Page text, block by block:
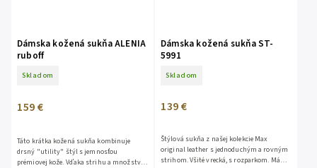
Dámska kožená sukňa ALENIA
ruboff
Skladom
159 €
Táto krátka kožená sukňa kombinuje
drsný "utility" štýl s jemnosťou
prémiovej kože. Vďaka strihu a množstvu
Dámska kožená sukňa ST-
5991
Skladom
139 €
Štýlová sukňa z našej kolekcie Max
original leather s jednoduchým a rovným
strihom. Všité vrecká, s rozparkom. Má